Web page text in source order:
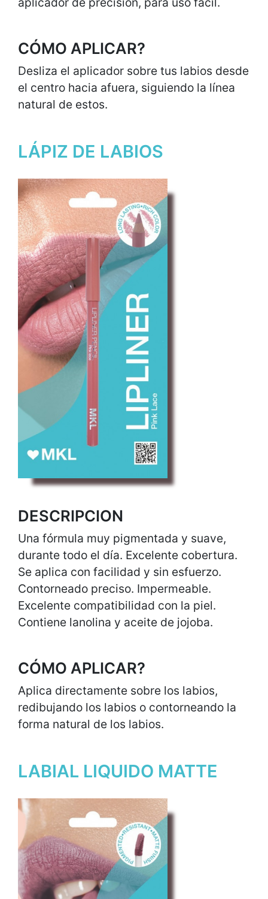
CÓMO APLICAR?
Desliza el aplicador sobre tus labios desde
el centro hacia afuera, siguiendo la línea
natural de estos.
LÁPIZ DE LABIOS
DESCRIPCION
Una fórmula muy pigmentada y suave,
durante todo el día. Excelente cobertura.
Se aplica con facilidad y sin esfuerzo.
Contorneado preciso. Impermeable.
Excelente compatibilidad con la piel.
Contiene lanolina y aceite de jojoba.
CÓMO APLICAR?
Aplica directamente sobre los labios,
redibujando los labios o contorneando la
forma natural de los labios.
LABIAL LIQUIDO MATTE